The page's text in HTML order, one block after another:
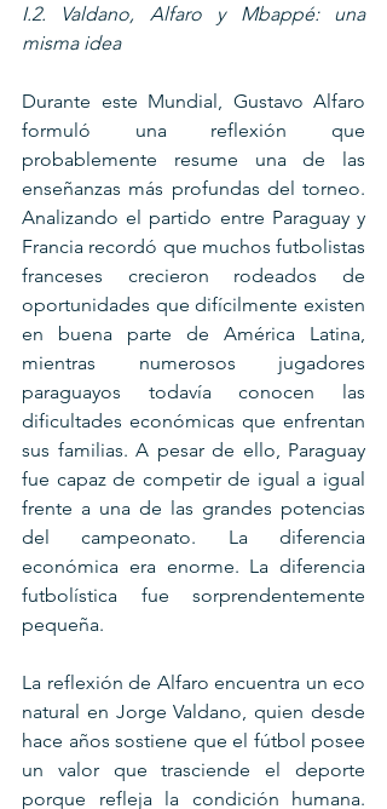
I.2. Valdano, Alfaro y Mbappé: una
misma idea
Durante este Mundial, Gustavo Alfaro
formuló una reflexión que
probablemente resume una de las
enseñanzas más profundas del torneo.
Analizando el partido entre Paraguay y
Francia recordó que muchos futbolistas
franceses crecieron rodeados de
oportunidades que difícilmente existen
en buena parte de América Latina,
mientras numerosos jugadores
paraguayos todavía conocen las
dificultades económicas que enfrentan
sus familias. A pesar de ello, Paraguay
fue capaz de competir de igual a igual
frente a una de las grandes potencias
del campeonato. La diferencia
económica era enorme. La diferencia
futbolística fue sorprendentemente
pequeña.
La reflexión de Alfaro encuentra un eco
natural en Jorge Valdano, quien desde
hace años sostiene que el fútbol posee
un valor que trasciende el deporte
porque refleja la condición humana.